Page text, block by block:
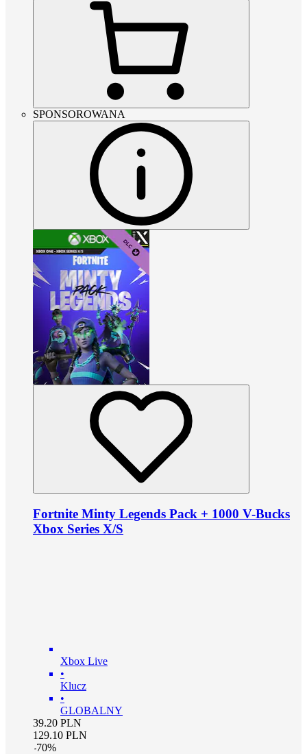
SPONSOROWANA
Fortnite Minty Legends Pack + 1000 V-Bucks
Xbox Series X/S
Xbox Live
•
Klucz
•
GLOBALNY
39.20 PLN
129.10 PLN
-70%